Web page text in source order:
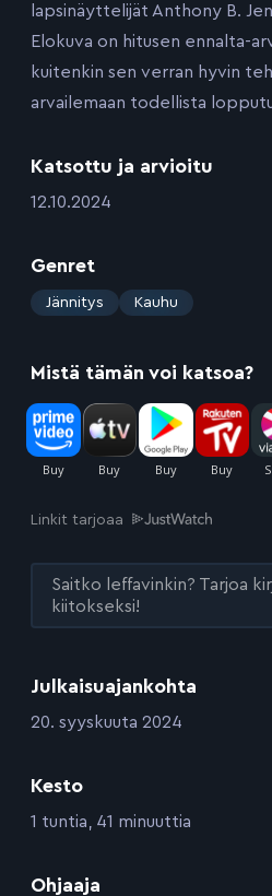
Julkaisuajankohta
:20. syyskuuta 2024
Kesto
:1 tuntia, 41 minuuttia
Ohjaaja
lapsinäyttelijät Anthony B.
Elokuva on hitusen ennalta-
kuitenkin sen verran hyvin
arvailemaan todellista
Katsottu ja arvioitu
:12.10.2024
Genret
: Jännitys Kauhu
Mistä tämän voi katsoa?
Linkit tarjoaa
Saitko leffavinkin? Tarjoa
kiitokseksi!